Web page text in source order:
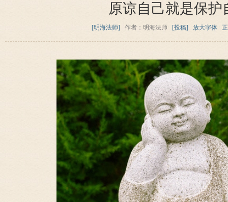
原谅自己就是保护
[明海法师] 作者：明海法师 [投稿] 放大字体